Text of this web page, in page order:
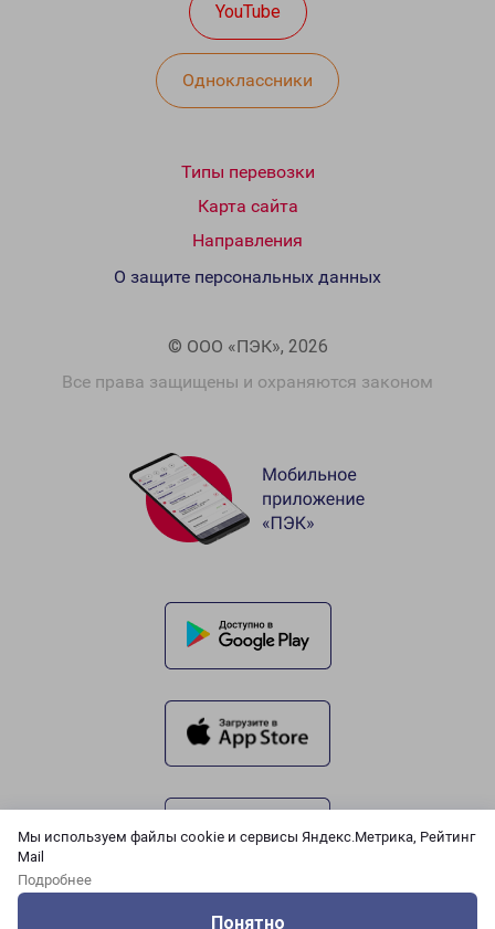
Мы используем файлы cookie и сервисы Яндекс.Метрика, Рейтинг
Mail
Подробнее
Понятно
YouTube
Одноклассники
Типы перевозки
Карта сайта
Направления
© ООО «ПЭК», 2026
Все права защищены и охраняются законом
О защите персональных данных